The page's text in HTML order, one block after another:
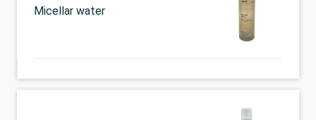
Micellar water